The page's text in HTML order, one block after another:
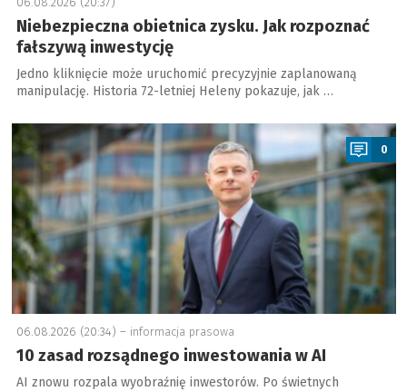
Niebezpieczna obietnica zysku. Jak rozpoznać
fałszywą inwestycję
Jedno kliknięcie może uruchomić precyzyjnie zaplanowaną
manipulację. Historia 72-letniej Heleny pokazuje, jak …
a
0
06.08.2026 (20:34) – informacja prasowa
10 zasad rozsądnego inwestowania w AI
AI znowu rozpala wyobraźnię inwestorów. Po świetnych